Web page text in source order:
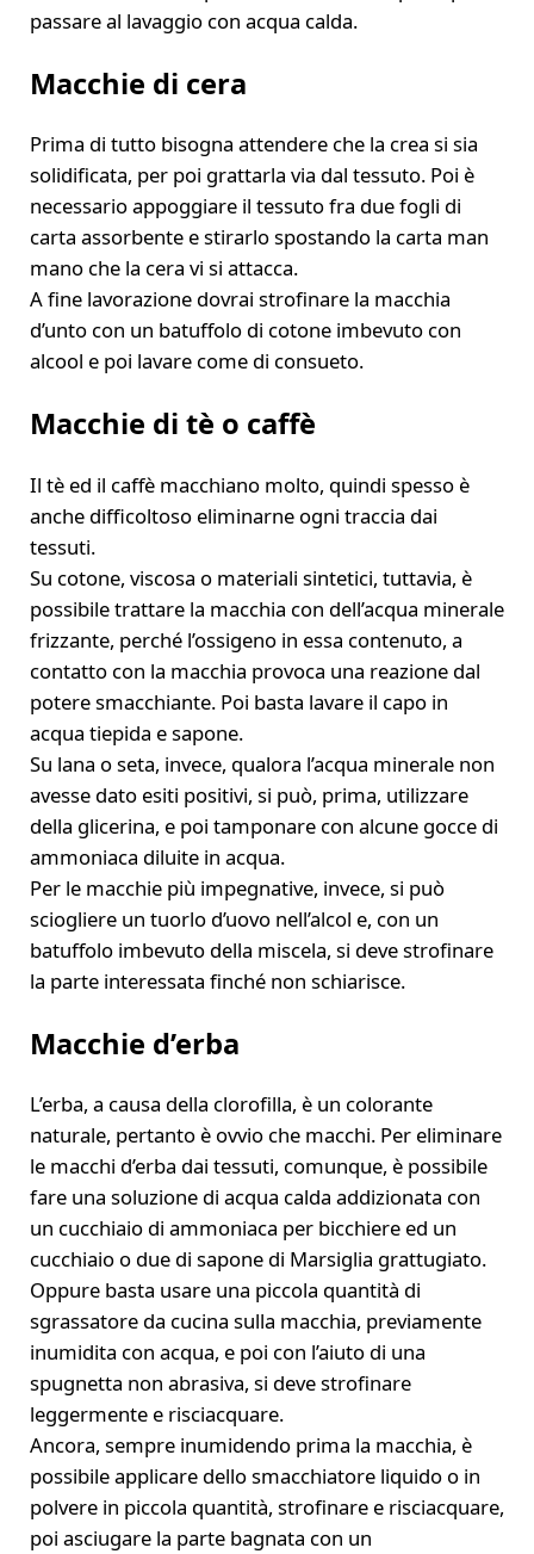
passare al lavaggio con acqua calda.
Macchie di cera
Prima di tutto bisogna attendere che la crea si sia
solidificata, per poi grattarla via dal tessuto. Poi è
necessario appoggiare il tessuto fra due fogli di
carta assorbente e stirarlo spostando la carta man
mano che la cera vi si attacca.
A fine lavorazione dovrai strofinare la macchia
d’unto con un batuffolo di cotone imbevuto con
alcool e poi lavare come di consueto.
Macchie di tè o caffè
Il tè ed il caffè macchiano molto, quindi spesso è
anche difficoltoso eliminarne ogni traccia dai
tessuti.
Su cotone, viscosa o materiali sintetici, tuttavia, è
possibile trattare la macchia con dell’acqua minerale
frizzante, perché l’ossigeno in essa contenuto, a
contatto con la macchia provoca una reazione dal
potere smacchiante. Poi basta lavare il capo in
acqua tiepida e sapone.
Su lana o seta, invece, qualora l’acqua minerale non
avesse dato esiti positivi, si può, prima, utilizzare
della glicerina, e poi tamponare con alcune gocce di
ammoniaca diluite in acqua.
Per le macchie più impegnative, invece, si può
sciogliere un tuorlo d’uovo nell’alcol e, con un
batuffolo imbevuto della miscela, si deve strofinare
la parte interessata finché non schiarisce.
Macchie d’erba
L’erba, a causa della clorofilla, è un colorante
naturale, pertanto è ovvio che macchi. Per eliminare
le macchi d’erba dai tessuti, comunque, è possibile
fare una soluzione di acqua calda addizionata con
un cucchiaio di ammoniaca per bicchiere ed un
cucchiaio o due di sapone di Marsiglia grattugiato.
Oppure basta usare una piccola quantità di
sgrassatore da cucina sulla macchia, previamente
inumidita con acqua, e poi con l’aiuto di una
spugnetta non abrasiva, si deve strofinare
leggermente e risciacquare.
Ancora, sempre inumidendo prima la macchia, è
possibile applicare dello smacchiatore liquido o in
polvere in piccola quantità, strofinare e risciacquare,
poi asciugare la parte bagnata con un